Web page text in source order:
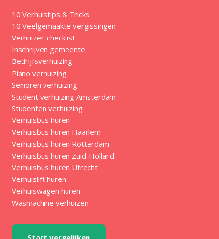
10 Verhuistips & Tricks
10 Veelgemaakte vergissingen
Verhuizen checklist
Inschrijven gemeente
Bedrijfsverhuizing
Piano verhuizing
Senioren verhuizing
Student verhuizing Amsterdam
Studenten verhuizing
Verhuisbus huren
Verhuisbus huren Haarlem
Verhuisbus huren Rotterdam
Verhuisbus huren Zuid-Holland
Verhuisbus huren Utrecht
Verhuislift huren
Verhuiswagen huren
Wasmachine verhuizen